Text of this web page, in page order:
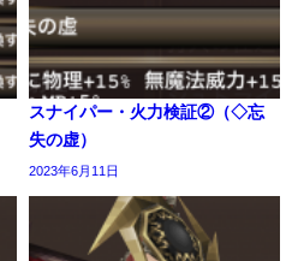
スナイパー・火力検証②（◇忘
失の虚）
2023年6月11日